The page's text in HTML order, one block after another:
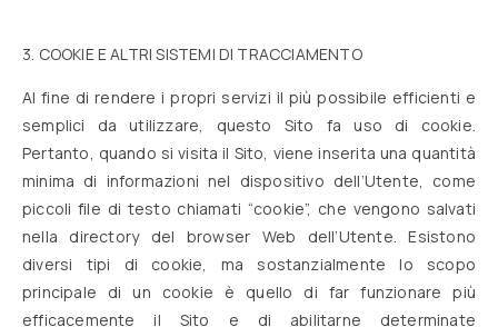
3. COOKIE E ALTRI SISTEMI DI TRACCIAMENTO
Al fine di rendere i propri servizi il più possibile efficienti e
semplici da utilizzare, questo Sito fa uso di cookie.
Pertanto, quando si visita il Sito, viene inserita una quantità
minima di informazioni nel dispositivo dell’Utente, come
piccoli file di testo chiamati “cookie”, che vengono salvati
nella directory del browser Web dell’Utente. Esistono
diversi tipi di cookie, ma sostanzialmente lo scopo
principale di un cookie è quello di far funzionare più
efficacemente il Sito e di abilitarne determinate